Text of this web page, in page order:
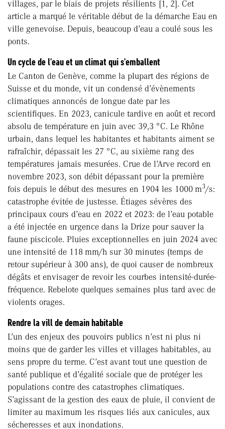
villages, par le biais de projets résilients [1, 2]. Cet
article a marqué le véritable début de la démarche Eau en
ville genevoise. Depuis, beaucoup d’eau a coulé sous les
ponts.
Un cycle de l'eau et un climat qui s'emballent
Le Canton de Genève, comme la plupart des régions de
Suisse et du monde, vit un condensé d’évènements
climatiques annoncés de longue date par les
scientifiques. En 2023, canicule tardive en août et record
absolu de température en juin avec 39,3 °C. Le Rhône
urbain, dans lequel les habitantes et habitants aiment se
rafraîchir, dépassait les 27 °C, au sixième rang des
températures jamais mesurées. Crue de l’Arve record en
novembre 2023, son débit dépassant pour la première
fois depuis le début des mesures en 1904 les 1000 m3/s:
catastrophe évitée de justesse. Étiages sévères des
principaux cours d’eau en 2022 et 2023: de l’eau potable
a été injectée en urgence dans la Drize pour sauver la
faune piscicole. Pluies exceptionnelles en juin 2024 avec
une intensité de 118 mm/h sur 30 minutes (temps de
retour supérieur à 300 ans), de quoi causer de nombreux
dégâts et envisager de revoir les courbes intensité-durée-
fréquence. Rebelote quel­ques semaines plus tard avec de
violents orages.
Rendre la vill de demain habitable
L’un des enjeux des pouvoirs publics n’est ni plus ni
moins que de garder les villes et villages habitables, au
sens propre du terme. C’est avant tout une question de
santé publique et d’égalité sociale que de protéger les
populations contre des catastrophes climatiques.
S’agissant de la gestion des eaux de pluie, il convient de
limiter au maximum les risques liés aux canicules, aux
sécheresses et aux inondations.